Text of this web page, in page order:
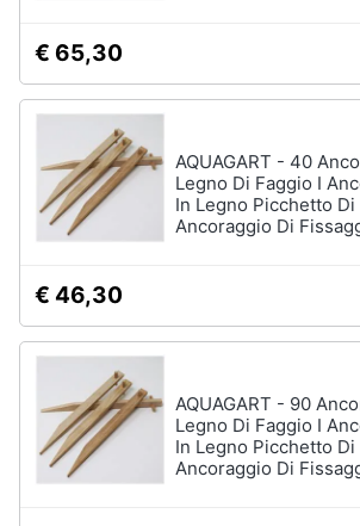
€ 65,30
AQUAGART - 40
Legno Di Faggio I
In Legno Picchetto Di
Ancoraggio Di
€ 46,30
AQUAGART - 90
Legno Di Faggio I
In Legno Picchetto Di
Ancoraggio Di